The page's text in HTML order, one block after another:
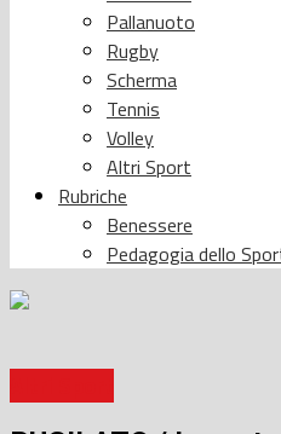
Pallanuoto
Rugby
Scherma
Tennis
Volley
Altri Sport
Rubriche
Benessere
Pedagogia dello